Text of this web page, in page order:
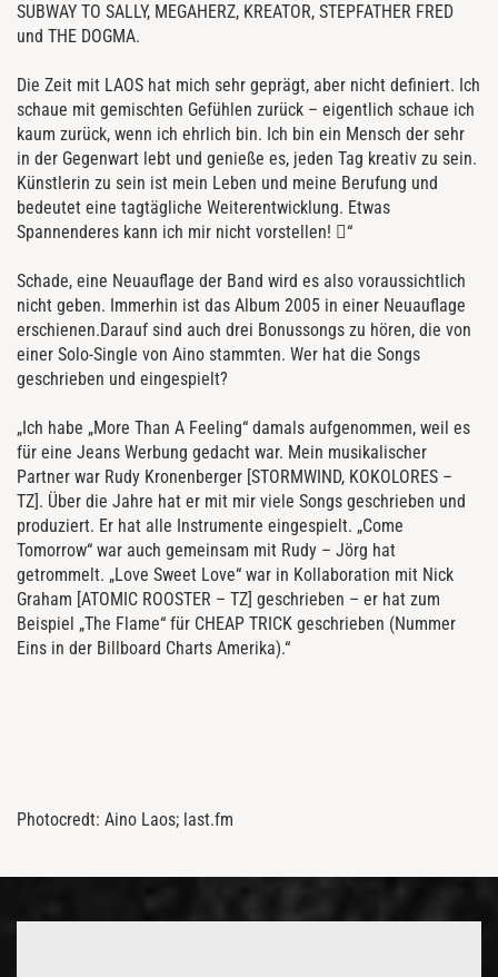
SUBWAY TO SALLY, MEGAHERZ, KREATOR, STEPFATHER FRED
und THE DOGMA.
Die Zeit mit LAOS hat mich sehr geprägt, aber nicht definiert. Ich
schaue mit gemischten Gefühlen zurück – eigentlich schaue ich
kaum zurück, wenn ich ehrlich bin. Ich bin ein Mensch der sehr
in der Gegenwart lebt und genieße es, jeden Tag kreativ zu sein.
Künstlerin zu sein ist mein Leben und meine Berufung und
bedeutet eine tagtägliche Weiterentwicklung. Etwas
Spannenderes kann ich mir nicht vorstellen! “
Schade, eine Neuauflage der Band wird es also voraussichtlich
nicht geben. Immerhin ist das Album 2005 in einer Neuauflage
erschienen.Darauf sind auch drei Bonussongs zu hören, die von
einer Solo-Single von Aino stammten. Wer hat die Songs
geschrieben und eingespielt?
„Ich habe „More Than A Feeling“ damals aufgenommen, weil es
für eine Jeans Werbung gedacht war. Mein musikalischer
Partner war Rudy Kronenberger [STORMWIND, KOKOLORES –
TZ]. Über die Jahre hat er mit mir viele Songs geschrieben und
produziert. Er hat alle Instrumente eingespielt. „Come
Tomorrow“ war auch gemeinsam mit Rudy – Jörg hat
getrommelt. „Love Sweet Love“ war in Kollaboration mit Nick
Graham [ATOMIC ROOSTER – TZ] geschrieben – er hat zum
Beispiel „The Flame“ für CHEAP TRICK geschrieben (Nummer
Eins in der Billboard Charts Amerika).“
Photocredt: Aino Laos; last.fm